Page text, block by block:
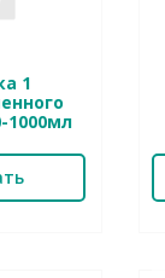
1
1000мл